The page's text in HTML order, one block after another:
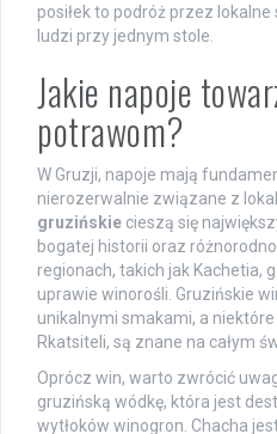
posiłek to podróż przez
ludzi przy jednym stole.
Jakie napoje
potrawom?
W Gruzji, napoje mają
nierozerwalnie związane z
gruzińskie cieszą się
bogatej historii oraz
regionach, takich jak Kachetia,
uprawie winorośli. Gruzińskie
unikalnymi smakami, a
Rkatsiteli, są znane na całym
Oprócz win, warto zwrócić
gruzińską wódkę, która jest
wytłoków winogron. Chacha